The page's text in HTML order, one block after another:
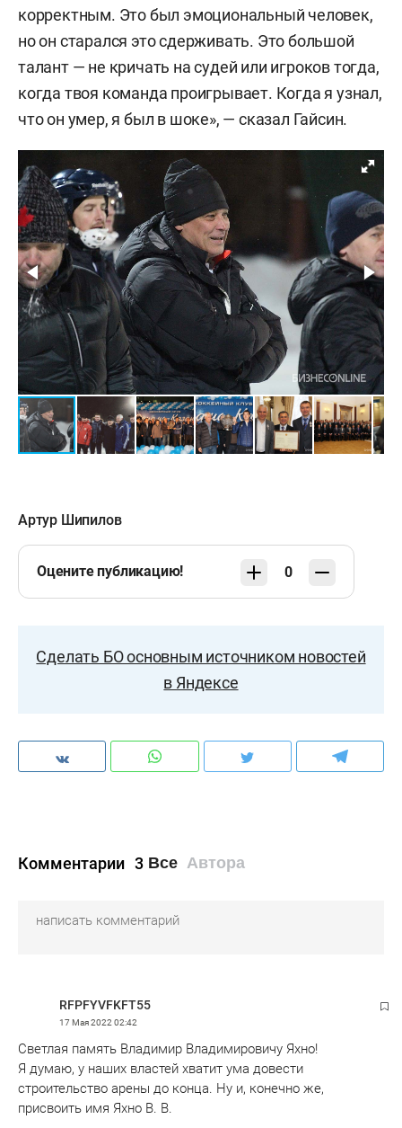
корректным. Это был эмоциональный человек,
но он старался это сдерживать. Это большой
талант — не кричать на судей или игроков тогда,
когда твоя команда проигрывает. Когда я узнал,
что он умер, я был в шоке», — сказал Гайсин.
Артур Шипилов
Оцените публикацию! 0
Сделать БО основным источником новостей
в Яндексе
Комментарии 3 Все Автора
RFPFYVFKFT55
17 Мая 2022 02:42
Светлая память Владимир Владимировичу Яхно!
Я думаю, у наших властей хватит ума довести
строительство арены до конца. Ну и, конечно же,
присвоить имя Яхно В. В.